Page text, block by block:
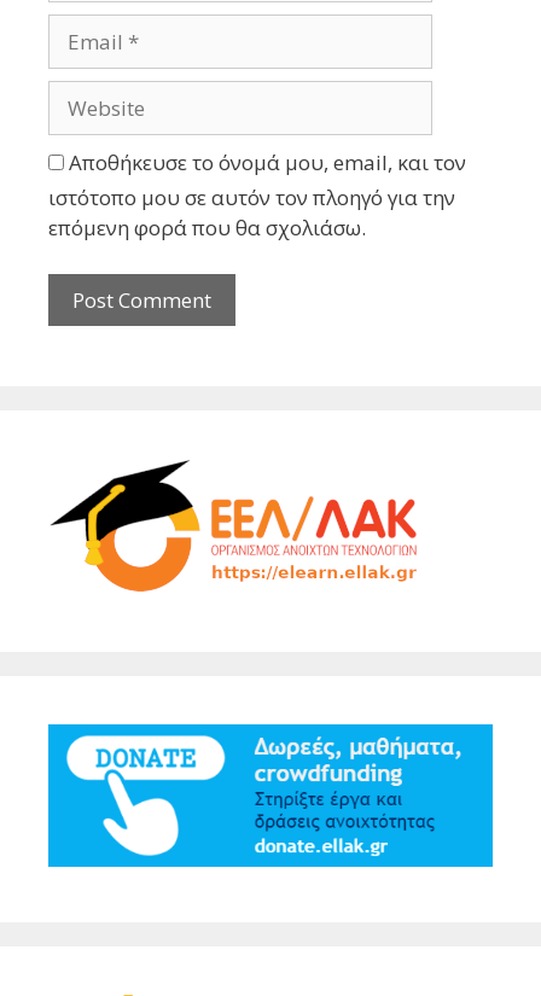
Αποθήκευσε το όνομά μου, email, και τον
ιστότοπο μου σε αυτόν τον πλοηγό για την
επόμενη φορά που θα σχολιάσω.